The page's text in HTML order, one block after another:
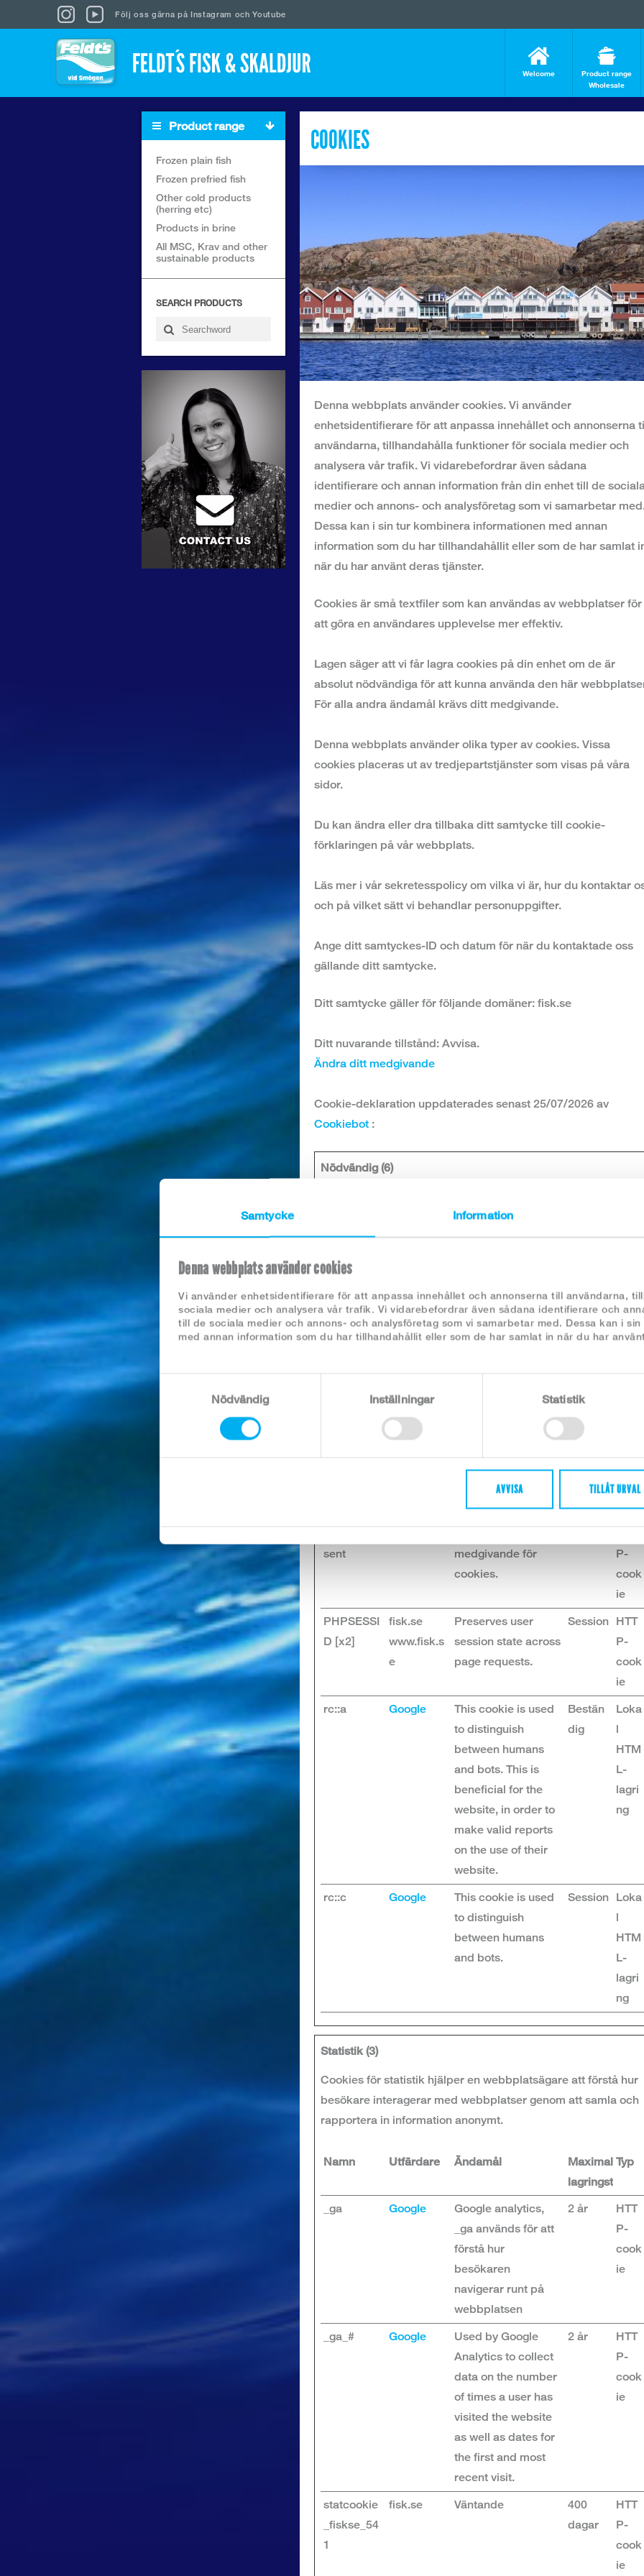
Samtycke Information
Denna webbplats använder cookies
Vi använder enhetsidentifierare för att anpassa innehållet och annonserna till användarna,
sociala medier och analysera vår trafik. Vi vidarebefordrar även sådana identifierare och
till de sociala medier och annons- och analysföretag som vi samarbetar med. Dessa kan i
med annan information som du har tillhandahållit eller som de har samlat in när du har
Samtyckesval
Nödvändig
Inställningar Statistik
AVVISA TILLÅT URVAL
Följ oss gärna på Instagram ochYoutube
Welcome
Product range
Wholesale
Product range
Frozen plain fish
Frozen prefried fish
Other cold products
(herring etc)
Products in brine
All MSC, Krav and other
sustainable products
SEARCH PRODUCTS
COOKIES
Denna webbplats använder cookies. Vi använder
enhetsidentifierare för att anpassa innehållet och annonserna
användarna, tillhandahålla funktioner för sociala medier och
analysera vår trafik. Vi vidarebefordrar även sådana
identifierare och annan information från din enhet till de
medier och annons- och analysföretag som vi samarbetar
Dessa kan i sin tur kombinera informationen med annan
information som du har tillhandahållit eller som de har samlat
när du har använt deras tjänster.
Cookies är små textfiler som kan användas av webbplatser för
att göra en användares upplevelse mer effektiv.
Lagen säger att vi får lagra cookies på din enhet om de är
absolut nödvändiga för att kunna använda den här
För alla andra ändamål krävs ditt medgivande.
Denna webbplats använder olika typer av cookies. Vissa
cookies placeras ut av tredjepartstjänster som visas på våra
sidor.
Du kan ändra eller dra tillbaka ditt samtycke till cookie-
förklaringen på vår webbplats.
Läs mer i vår sekretesspolicy om vilka vi är, hur du kontaktar
och på vilket sätt vi behandlar personuppgifter.
Ange ditt samtyckes-ID och datum för när du kontaktade oss
gällande ditt samtycke.
Ditt samtycke gäller för följande domäner: fisk.se
Ditt nuvarande tillstånd: Avvisa.
Ändra ditt medgivande
Cookie-deklaration uppdaterades senast 25/07/2026 av
Cookiebot :
Nödvändig (6)
att aktivera grundläggande funktioner, såsom sidnavigering
och åtkomst till säkra områden på webbplatsen.
Webbplatsen fungerar inte korrekt utan dessa cookies.
Namn Utfärdare Ändamål
Maximal
lagringstid
Typ
__cf_bm fonts.net
This cookie is used
make valid reports
on the use of their
website.
1 dag
HTT
sent
medgivande för
cookies.
P-
cook
ie
PHPSESSI
D [x2]
fisk.se
www.fisk.s
e
Preserves user
session state across
page requests.
Session HTT
P-
cook
ie
rc::a
Google
This cookie is used
to distinguish
between humans
and bots. This is
beneficial for the
website, in order to
make valid reports
on the use of their
website.
Bestän
dig
Loka
l
HTM
L-
lagri
ng
rc::c Google
This cookie is used
to distinguish
between humans
and bots.
Session Loka
l
HTM
L-
lagri
ng
Statistik (3)
Cookies för statistik hjälper en webbplatsägare att förstå hur
besökare interagerar med webbplatser genom att samla och
rapportera in information anonymt.
Namn Utfärdare Ändamål
Maximal
lagringstid
Typ
_ga Google
Google analytics,
_ga används för att
förstå hur
besökaren
navigerar runt på
webbplatsen
2 år
HTT
P-
cook
ie
_ga_# Google
Used by Google
Analytics to collect
data on the number
of times a user has
visited the website
as well as dates for
the first and most
recent visit.
2 år
HTT
P-
cook
ie
statcookie
_fiskse_54
1
fisk.se Väntande
400
dagar
HTT
P-
cook
ie